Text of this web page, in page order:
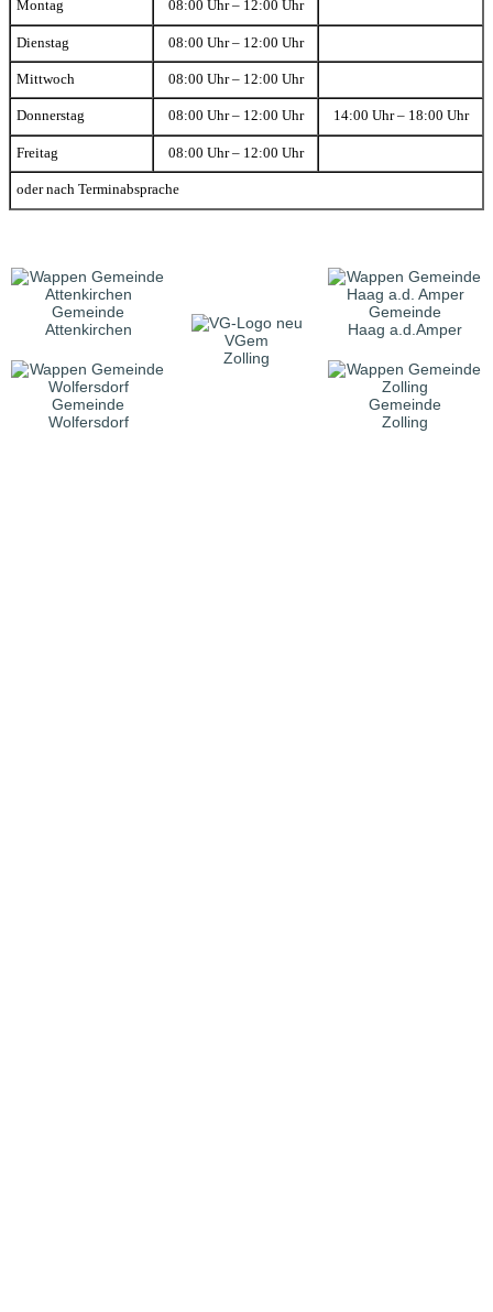
Montag 08:00 Uhr – 12:00 Uhr
Dienstag 08:00 Uhr – 12:00 Uhr
Mittwoch 08:00 Uhr – 12:00 Uhr
Donnerstag 08:00 Uhr – 12:00 Uhr 14:00 Uhr – 18:00 Uhr
Freitag 08:00 Uhr – 12:00 Uhr
oder nach Terminabsprache
Gemeinde
Attenkirchen
VGem
Zolling
Gemeinde
Haag a.d.Amper
Gemeinde
Wolfersdorf
Gemeinde
Zolling